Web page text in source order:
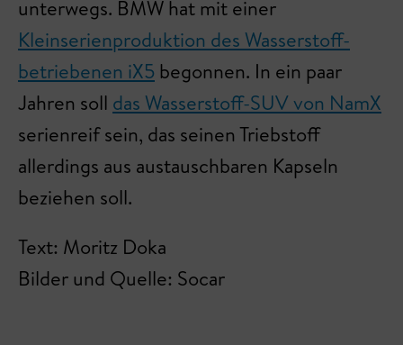
unterwegs. BMW hat mit einer
Kleinserienproduktion des Wasserstoff-
betriebenen iX5 begonnen. In ein paar
Jahren soll das Wasserstoff-SUV von NamX
serienreif sein, das seinen Triebstoff
allerdings aus austauschbaren Kapseln
beziehen soll.
Text: Moritz Doka
Bilder und Quelle: Socar